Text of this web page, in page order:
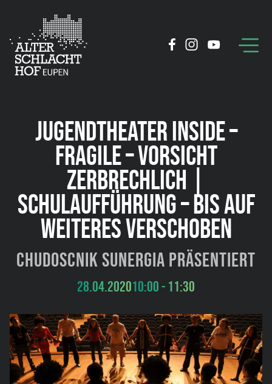
JUGENDTHEATER INSIDE –
FRAGILE – VORSICHT
ZERBRECHLICH |
SCHULAUFFÜHRUNG – BIS AUF
WEITERES VERSCHOBEN
Chudoscnik Sunergia präsentiert
28.04.202010:00 - 11:30